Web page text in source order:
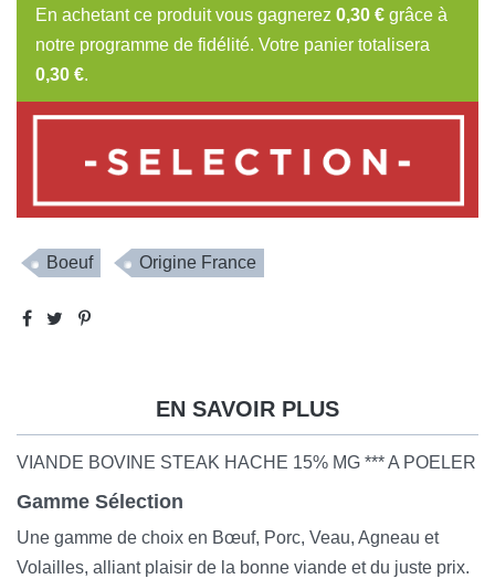
En achetant ce produit vous gagnerez 0,30 € grâce à
notre programme de fidélité. Votre panier totalisera
0,30 €.
Boeuf Origine France
EN SAVOIR PLUS
VIANDE BOVINE STEAK HACHE 15% MG *** A POELER
Gamme Sélection
Une gamme de choix en Bœuf, Porc, Veau, Agneau et
Volailles, alliant plaisir de la bonne viande et du juste prix.